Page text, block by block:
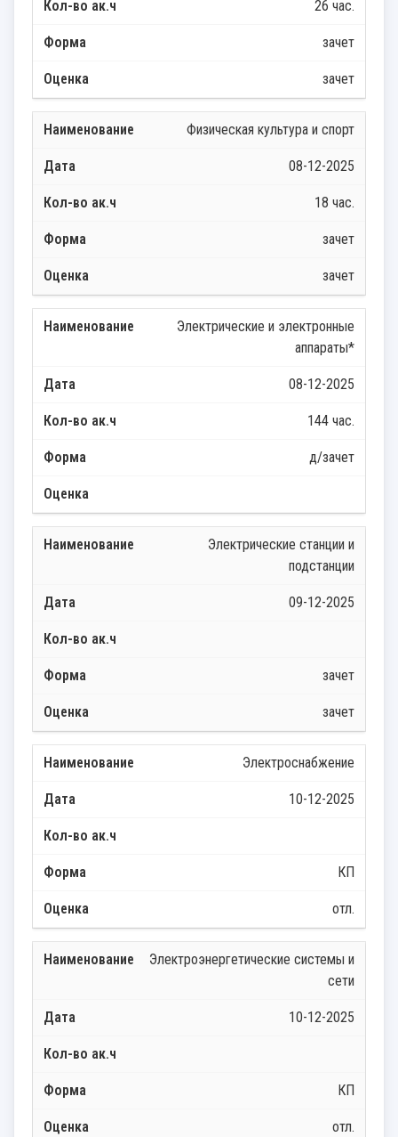
26 час.
зачет
зачет
Физическая культура и спорт
08-12-2025
18 час.
зачет
зачет
Электрические и электронные
аппараты*
08-12-2025
144 час.
д/зачет
Электрические станции и
подстанции
09-12-2025
зачет
зачет
Электроснабжение
10-12-2025
КП
отл.
Электроэнергетические системы и
сети
10-12-2025
КП
отл.